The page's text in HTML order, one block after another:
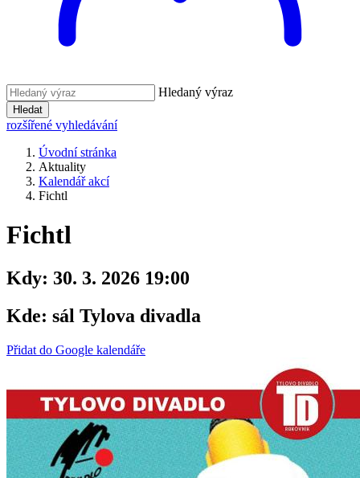
Hledaný výraz
Hledat
rozšířené vyhledávání
Úvodní stránka
Aktuality
Kalendář akcí
Fichtl
Fichtl
Kdy: 30. 3. 2026 19:00
Kde: sál Tylova divadla
Přidat do Google kalendáře